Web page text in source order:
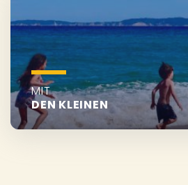
MIT
DEN KLEINEN